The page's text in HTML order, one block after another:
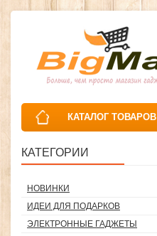
КАТАЛОГ ТОВАРОВ
КАТЕГОРИИ
НОВИНКИ
ИДЕИ ДЛЯ ПОДАРКОВ
ЭЛЕКТРОННЫЕ ГАДЖЕТЫ